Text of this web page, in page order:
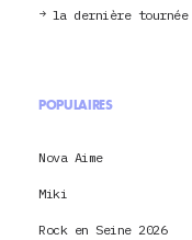
la dernière tournée
POPULAIRES
Nova Aime
Miki
Rock en Seine 2026